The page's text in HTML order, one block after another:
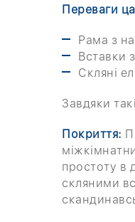
Переваги
Рама з
Вставки
Скляні
Завдяки
Покриття:
простоту в
скляними